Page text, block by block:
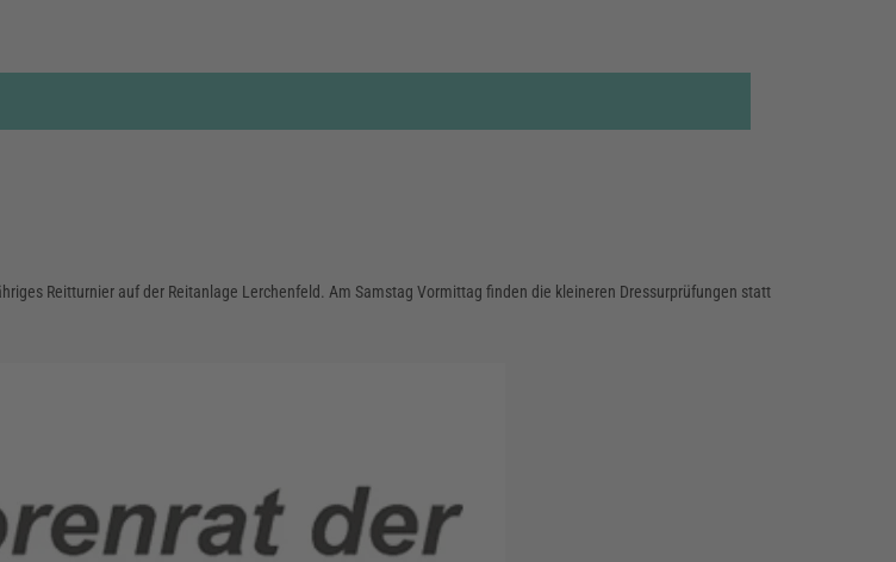
Reitturnier auf der Reitanlage Lerchenfeld. Am Samstag Vormittag finden die kleineren Dressurprüfungen statt